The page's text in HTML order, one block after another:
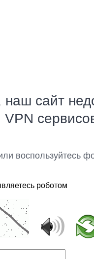
сайт
VPN
воспользуйтесь
роботом